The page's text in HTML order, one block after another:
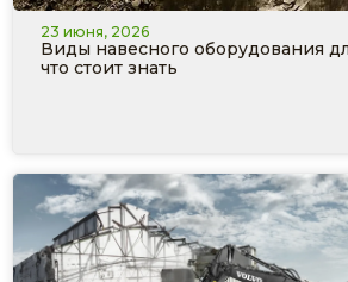
23 июня, 2026
Виды навесного оборудования
что стоит знать